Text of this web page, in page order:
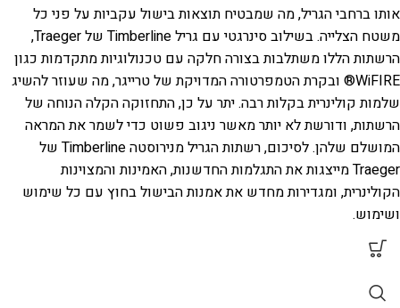
אותו ברחבי הגריל, מה שמבטיח תוצאות בישול עקביות על פני כל
משטח הצלייה. בשילוב סינרגטי עם גריל Timberline של Traeger,
הרשתות הללו משתלבות בצורה חלקה עם טכנולוגיות מתקדמות כגון
WiFIRE® ובקרת הטמפרטורה המדויקת של טרייגר, מה שעוזר להשיג
שלמות קולינרית בקלות רבה.יתר על כן, התחזוקה הקלה הנוחה של
הרשתות, ודורשת לא יותר מאשר ניגוב פשוט כדי לשמר את המראה
המושלם שלהן. לסיכום, רשתות הגריל מנירוסטה Timberline של
Traeger מייצגות את התגלמות החדשנות, האמינות והמצוינות
הקולינרית, ומגדירות מחדש את אמנות הבישול בחוץ עם כל שימוש
ושימוש.